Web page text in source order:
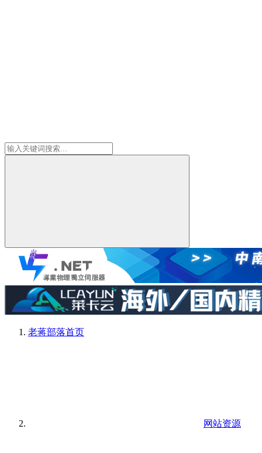
老蒋部落首页
网站资源